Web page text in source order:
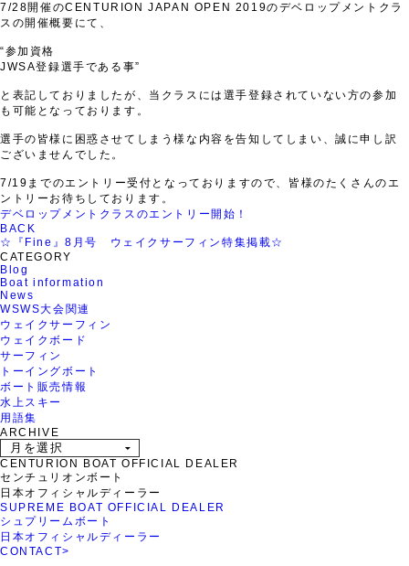
7/28開催のCENTURION JAPAN OPEN 2019のデベロップメントクラ
スの開催概要にて、
“参加資格
JWSA登録選手である事”
と表記しておりましたが、当クラスには選手登録されていない方の参加
も可能となっております。
選手の皆様に困惑させてしまう様な内容を告知してしまい、誠に申し訳
ございませんでした。
7/19までのエントリー受付となっておりますので、皆様のたくさんのエ
ントリーお待ちしております。
デベロップメントクラスのエントリー開始！
BACK
☆『Fine』8月号 ウェイクサーフィン特集掲載☆
CATEGORY
Blog
Boat information
News
WSWS大会関連
ウェイクサーフィン
ウェイクボード
サーフィン
トーイングボート
ボート販売情報
水上スキー
用語集
ARCHIVE
CENTURION BOAT OFFICIAL DEALER
センチュリオンボート
日本オフィシャルディーラー
SUPREME BOAT OFFICIAL DEALER
シュプリームボート
日本オフィシャルディーラー
CONTACT>